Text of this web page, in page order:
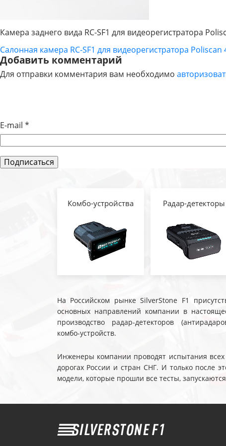
Камера заднего вида RC-SF1 для видеорегистратора
НАВИГАЦИЯ
ПО
Салонная камера RC-SF1 для видеорегистратора Poliscan
Добавить комментарий
Для отправки комментария вам необходимо
E-mail *
Комбо-устройства Радар-детекторы
На Российском рынке SilverStone F1
основных направлений компании в
производство радар-детекторов
комбо-устройств.
Инженеры компании проводят испытания всех
дорогах России и стран СНГ. И только после
модели, которые прошли все тесты,